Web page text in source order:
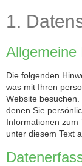
1.
Allgemeine
Die folgenden
was mit Ihren
Website
denen Sie
Informationen zum
unter diesem Text